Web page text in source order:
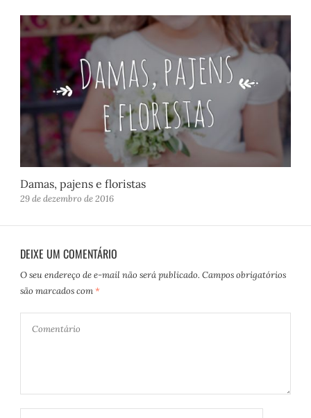
Damas, pajens e floristas
29 de dezembro de 2016
DEIXE UM COMENTÁRIO
O seu endereço de e-mail não será publicado. Campos obrigatórios
são marcados com *